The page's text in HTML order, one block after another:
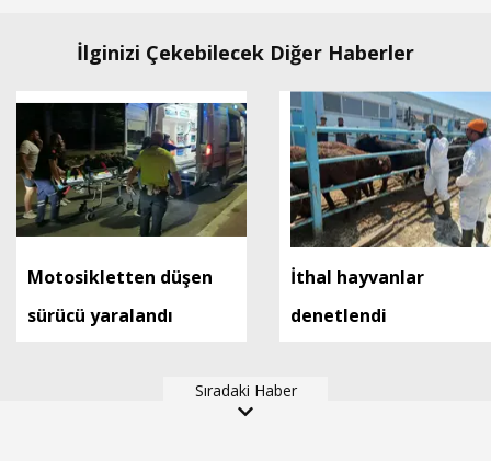
İlginizi Çekebilecek Diğer Haberler
Motosikletten düşen
sürücü yaralandı
İthal hayvanlar
denetlendi
Sıradaki Haber